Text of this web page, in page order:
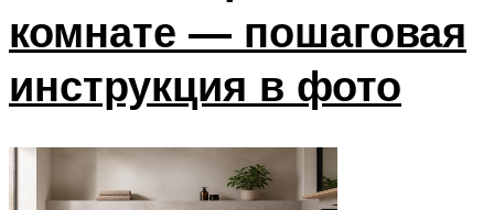
комнате — пошаговая
инструкция в фото